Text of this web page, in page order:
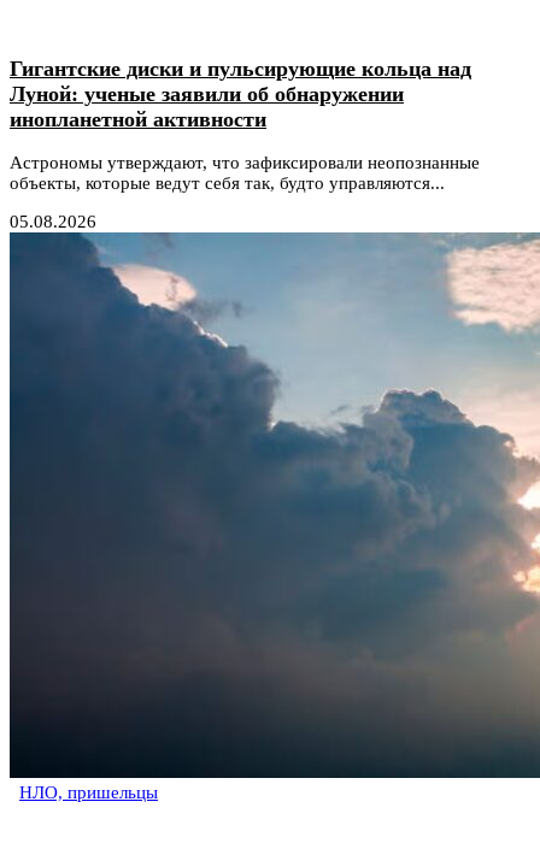
Гигантские диски и пульсирующие кольца над
Луной: ученые заявили об обнаружении
инопланетной активности
Астрономы утверждают, что зафиксировали неопознанные
объекты, которые ведут себя так, будто управляются...
05.08.2026
НЛО, пришельцы